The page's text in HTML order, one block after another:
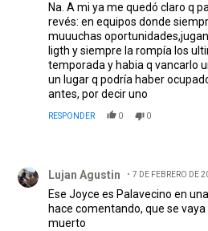
Na. A mi ya me quedó claro q
revés: en equipos donde
muuuchas
ligth y siempre la rompía los
temporada y habia q vancarlo
un lugar q podría haber
antes, por decir uno
RESPONDER 0 0
Lujan Agustin 7 DE FEBRERO DE
Ese Joyce es Palavecino en
hace comentando, que se
muerto